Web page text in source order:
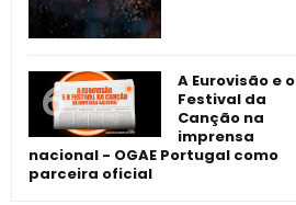
A Eurovisão e o
Festival da
Canção na
imprensa
nacional - OGAE Portugal como
parceira oficial